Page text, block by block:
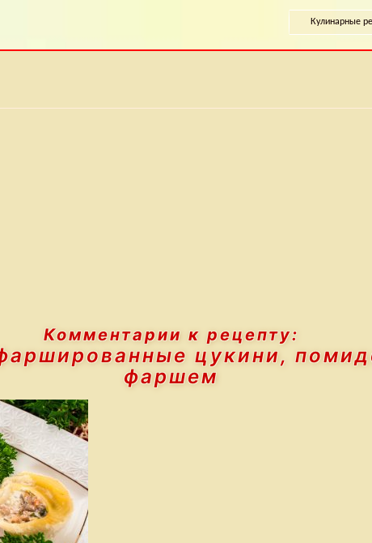
Кулинарные
Комментарии к рецепту:
цукини,
фаршем